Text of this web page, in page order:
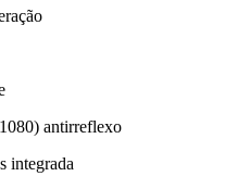
antirreflexo
integrada